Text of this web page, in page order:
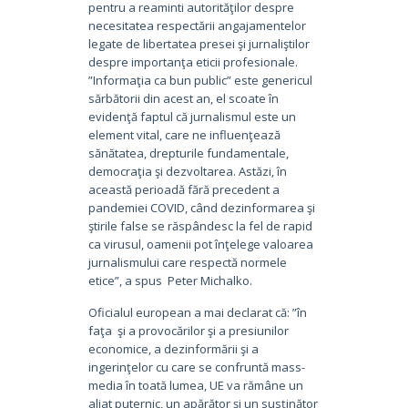
pentru a reaminti autorităţilor despre
necesitatea respectării angajamentelor
legate de libertatea presei şi jurnaliştilor
despre importanţa eticii profesionale.
”Informaţia ca bun public” este genericul
sărbătorii din acest an, el scoate în
evidenţă faptul că jurnalismul este un
element vital, care ne influenţează
sănătatea, drepturile fundamentale,
democraţia şi dezvoltarea. Astăzi, în
această perioadă fără precedent a
pandemiei COVID, când dezinformarea şi
ştirile false se răspândesc la fel de rapid
ca virusul, oamenii pot înţelege valoarea
jurnalismului care respectă normele
etice”, a spus Peter Michalko.
Oficialul european a mai declarat că: ”în
faţa şi a provocărilor şi a presiunilor
economice, a dezinformării şi a
ingerinţelor cu care se confruntă mass-
media în toată lumea, UE va rămâne un
aliat puternic, un apărător şi un susţinător